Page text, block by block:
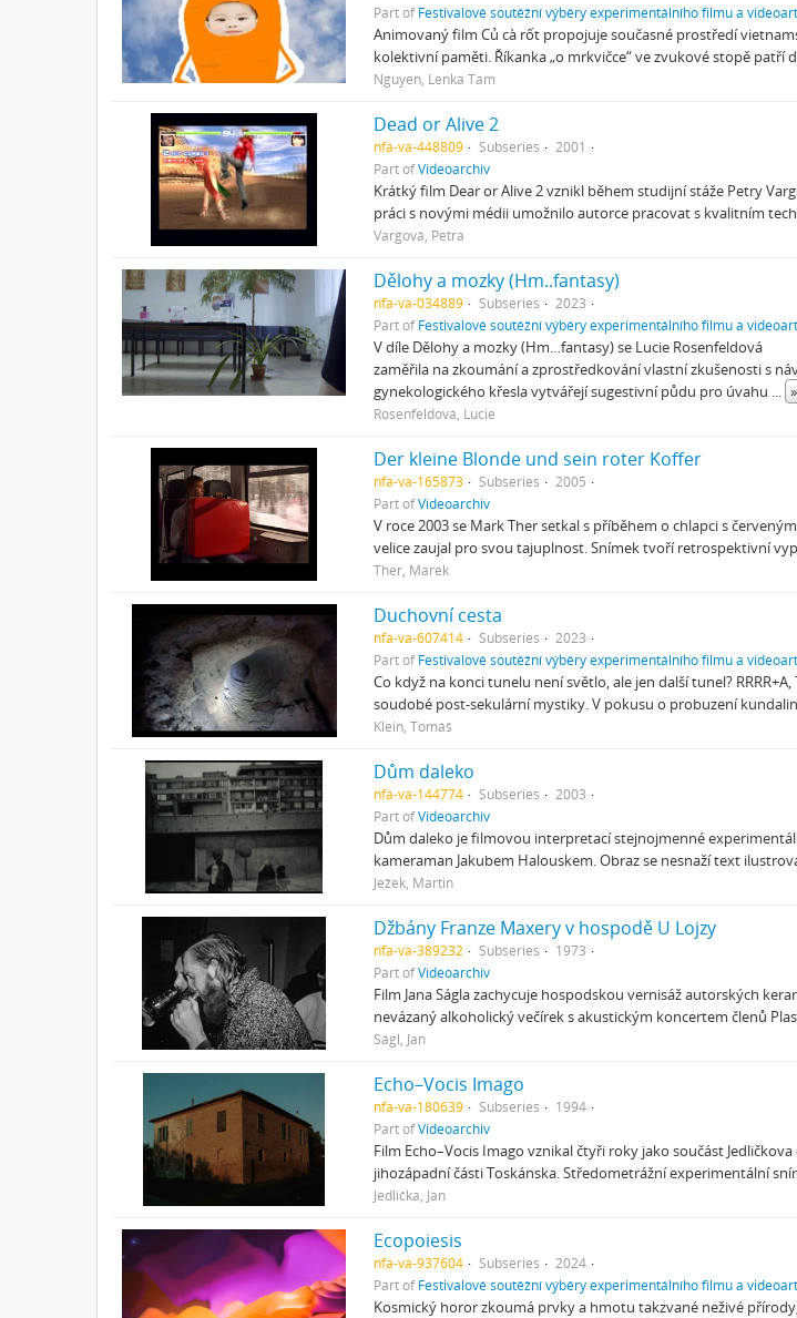
Part ofFestivalové soutěžní výběry experimentálního filmu a
Animovaný film Củ cà rốt propojuje současné prostředí
kolektivní paměti. Říkanka „o mrkvičce“ ve zvukové stopě
Nguyen, Lenka Tam
Dead or Alive 2
nfa-va-448809 Subseries
2001
Part ofVideoarchiv
Krátký film Dear or Alive 2 vznikl během studijní stáže Petry
práci s novými médii umožnilo autorce pracovat s kvalitním
Vargová, Petra
Dělohy a mozky (Hm..fantasy)
nfa-va-034889 Subseries
2023
Part ofFestivalové soutěžní výběry experimentálního filmu a
V díle Dělohy a mozky (Hm…fantasy) se Lucie Rosenfeldová
zaměřila na zkoumání a zprostředkování vlastní zkušenosti s
gynekologického křesla vytvářejí sugestivní půdu pro úvahu ... »
Rosenfeldová, Lucie
Der kleine Blonde und sein roter Koffer
nfa-va-165873 Subseries
2005
Part ofVideoarchiv
V roce 2003 se Mark Ther setkal s příběhem o chlapci s
velice zaujal pro svou tajuplnost. Snímek tvoří retrospektivní
Ther, Marek
Duchovní cesta
nfa-va-607414 Subseries
2023
Part ofFestivalové soutěžní výběry experimentálního filmu a
Co když na konci tunelu není světlo, ale jen další tunel?
soudobé post-sekulární mystiky. V pokusu o probuzení
Klein, Tomáš
Dům daleko
nfa-va-144774 Subseries
2003
Part ofVideoarchiv
Dům daleko je filmovou interpretací stejnojmenné
kameraman Jakubem Halouskem. Obraz se nesnaží text
Ježek, Martin
Džbány Franze Maxery v hospodě U Lojzy
nfa-va-389232 Subseries
1973
Part ofVideoarchiv
Film Jana Ságla zachycuje hospodskou vernisáž autorských
nevázaný alkoholický večírek s akustickým koncertem členů
Ságl, Jan
Echo–Vocis Imago
nfa-va-180639 Subseries
1994
Part ofVideoarchiv
Film Echo–Vocis Imago vznikal čtyři roky jako součást
jihozápadní části Toskánska. Středometrážní experimentální
Jedlička, Jan
Ecopoiesis
nfa-va-937604 Subseries
2024
Part ofFestivalové soutěžní výběry experimentálního filmu a
Kosmický horor zkoumá prvky a hmotu takzvané neživé